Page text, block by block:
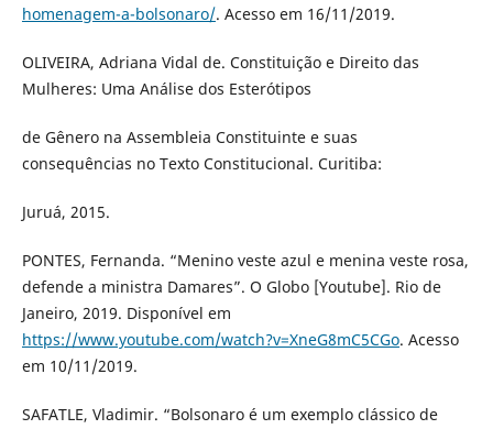
homenagem-a-bolsonaro/. Acesso em 16/11/2019.
OLIVEIRA, Adriana Vidal de. Constituição e Direito das
Mulheres: Uma Análise dos Esterótipos
de Gênero na Assembleia Constituinte e suas
consequências no Texto Constitucional. Curitiba:
Juruá, 2015.
PONTES, Fernanda. “Menino veste azul e menina veste rosa,
defende a ministra Damares”. O Globo [Youtube]. Rio de
Janeiro, 2019. Disponível em
https://www.youtube.com/watch?v=XneG8mC5CGo. Acesso
em 10/11/2019.
SAFATLE, Vladimir. “Bolsonaro é um exemplo clássico de